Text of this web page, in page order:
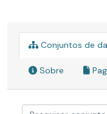
Conjuntos de
Sobre